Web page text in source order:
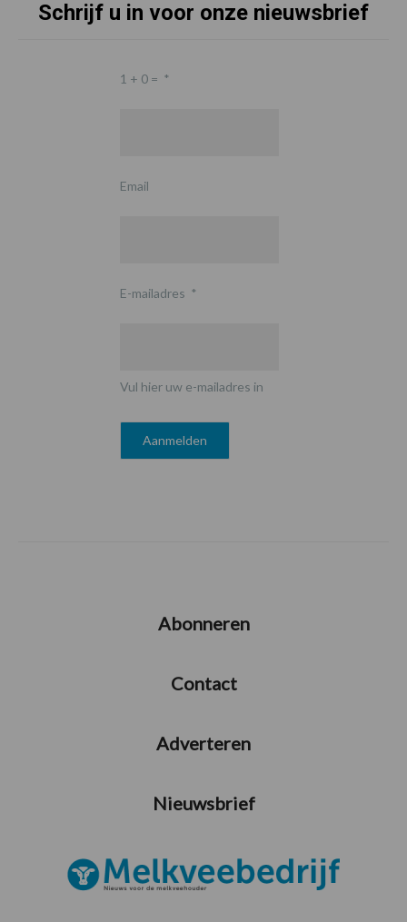
Schrijf u in voor onze nieuwsbrief
1 + 0 = *
Email
E-mailadres *
Vul hier uw e-mailadres in
Abonneren
Contact
Adverteren
Nieuwsbrief